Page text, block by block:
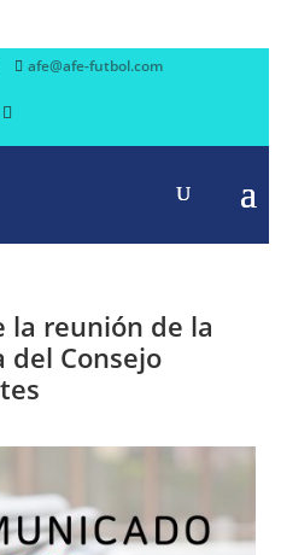
afe@afe-futbol.com
la reunión de la
del Consejo